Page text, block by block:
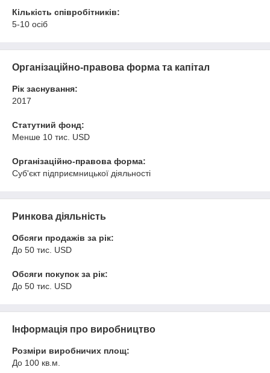
Кількість співробітників:
5-10 осіб
Організаційно-правова форма та капітал
Рік заснування:
2017
Статутний фонд:
Менше 10 тис. USD
Організаційно-правова форма:
Суб'єкт підприємницької діяльності
Ринкова діяльність
Обсяги продажів за рік:
До 50 тис. USD
Обсяги покупок за рік:
До 50 тис. USD
Інформація про виробництво
Розміри виробничих площ:
До 100 кв.м.